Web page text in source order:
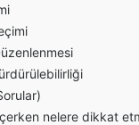
nelere dikkat